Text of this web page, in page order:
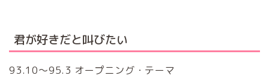
君が好きだと叫びたい
93.10～95.3 オープニング・テーマ